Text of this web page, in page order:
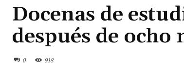
Docenas de
después de ocho
0 918